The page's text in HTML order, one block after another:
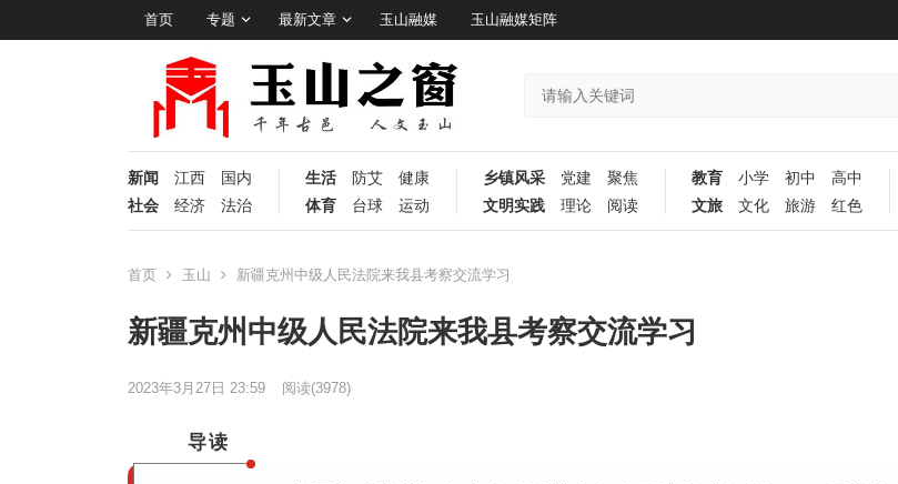
首页 专题 最新文章 玉山融媒 玉山融媒矩阵
新闻 江西
国内
社会
经济 法治
生活 防艾
健康
体育
台球 运动
乡镇风采 党建
聚焦
文明实践
理论 阅读
教育 小学 初中
高中
文旅
文化 旅游 红色
首页 玉山 新疆克州中级人民法院来我县考察交流学习
新疆克州中级人民法院来我县考察交流学习
2023年3月27日 23:59 阅读(3978)
导读